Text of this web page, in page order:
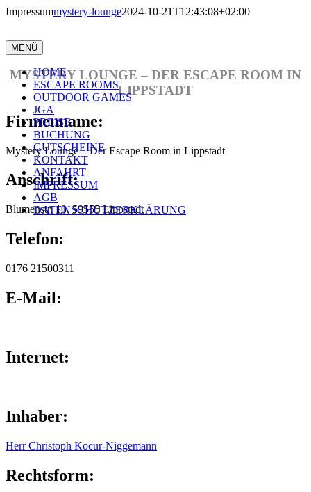
Zum
MENÜ
HOME
ESCAPE ROOMS
OUTDOOR GAMES
JGA
PREISE
BUCHUNG
GUTSCHEINE
KONTAKT
ANFAHRT
IMPRESSUM
AGB
DATENSCHUTZERKLÄRUNG
Impressummystery-lounge2024-10-21T12:43:08+02:00
MYSTERY LOUNGE – DER ESCAPE ROOM IN
LIPPSTADT
Firmenname:
Mystery Lounge – Der Escape Room in Lippstadt
Anschrift:
Blumenstr. 10, 59555 Lippstadt
Telefon:
0176 21500311
E-Mail:
Internet:
Inhaber:
Herr Christoph Kocur-Niggemann
Rechtsform: